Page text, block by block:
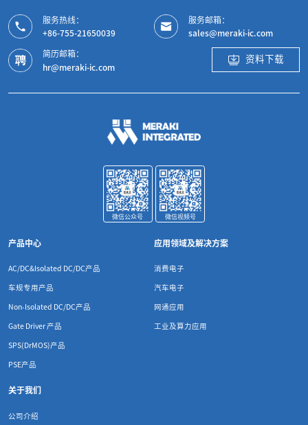
服务热线：
+86-755-21650039
服务邮箱：
sales@meraki-ic.com
简历邮箱：
hr@meraki-ic.com
资料下载
微信公众号 微信视频号
产品中心
AC/DC&Isolated DC/DC产品
车规专用产品
Non-Isolated DC/DC产品
Gate Driver 产品
SPS(DrMOS)产品
PSE产品
应用领域及解决方案
消费电子
汽车电子
网通应用
工业及算力应用
关于我们
公司介绍